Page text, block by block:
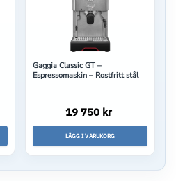
Gaggia Classic GT –
Espressomaskin – Rostfritt stål
19 750 kr
LÄGG I VARUKORG